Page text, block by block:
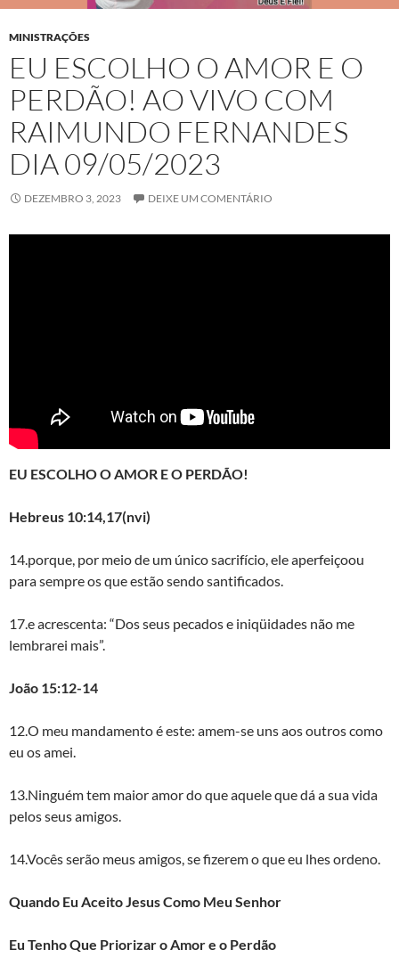
MINISTRAÇÕES
EU ESCOLHO O AMOR E O
PERDÃO! AO VIVO COM
RAIMUNDO FERNANDES
DIA 09/05/2023
DEZEMBRO 3, 2023 DEIXE UM COMENTÁRIO
EU ESCOLHO O AMOR E O PERDÃO!
Hebreus 10:14,17(nvi)
14.porque, por meio de um único sacrifício, ele aperfeiçoou
para sempre os que estão sendo santificados.
17.e acrescenta: “Dos seus pecados e iniqüidades não me
lembrarei mais”.
João 15:12-14
12.O meu mandamento é este: amem-se uns aos outros como
eu os amei.
13.Ninguém tem maior amor do que aquele que dá a sua vida
pelos seus amigos.
14.Vocês serão meus amigos, se fizerem o que eu lhes ordeno.
Quando Eu Aceito Jesus Como Meu Senhor
Eu Tenho Que Priorizar o Amor e o Perdão